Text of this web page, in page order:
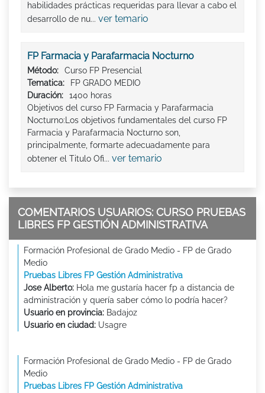
habilidades prácticas requeridas para llevar a cabo el
desarrollo de nu... ver temario
FP Farmacia y Parafarmacia Nocturno
Método:
Curso FP Presencial
Tematica:
FP GRADO MEDIO
Duración:
1400 horas
Objetivos del curso FP Farmacia y Parafarmacia
Nocturno:Los objetivos fundamentales del curso FP
Farmacia y Parafarmacia Nocturno son,
principalmente, formarte adecuadamente para
obtener el Titulo Ofi... ver temario
COMENTARIOS USUARIOS: CURSO PRUEBAS
LIBRES FP GESTIÓN ADMINISTRATIVA
Formación Profesional de Grado Medio - FP de Grado
Medio
Pruebas Libres FP Gestión Administrativa
Jose Alberto: Hola me gustaría hacer fp a distancia de
administración y quería saber cómo lo podría hacer?
Usuario en provincia: Badajoz
Usuario en ciudad: Usagre
Formación Profesional de Grado Medio - FP de Grado
Medio
Pruebas Libres FP Gestión Administrativa